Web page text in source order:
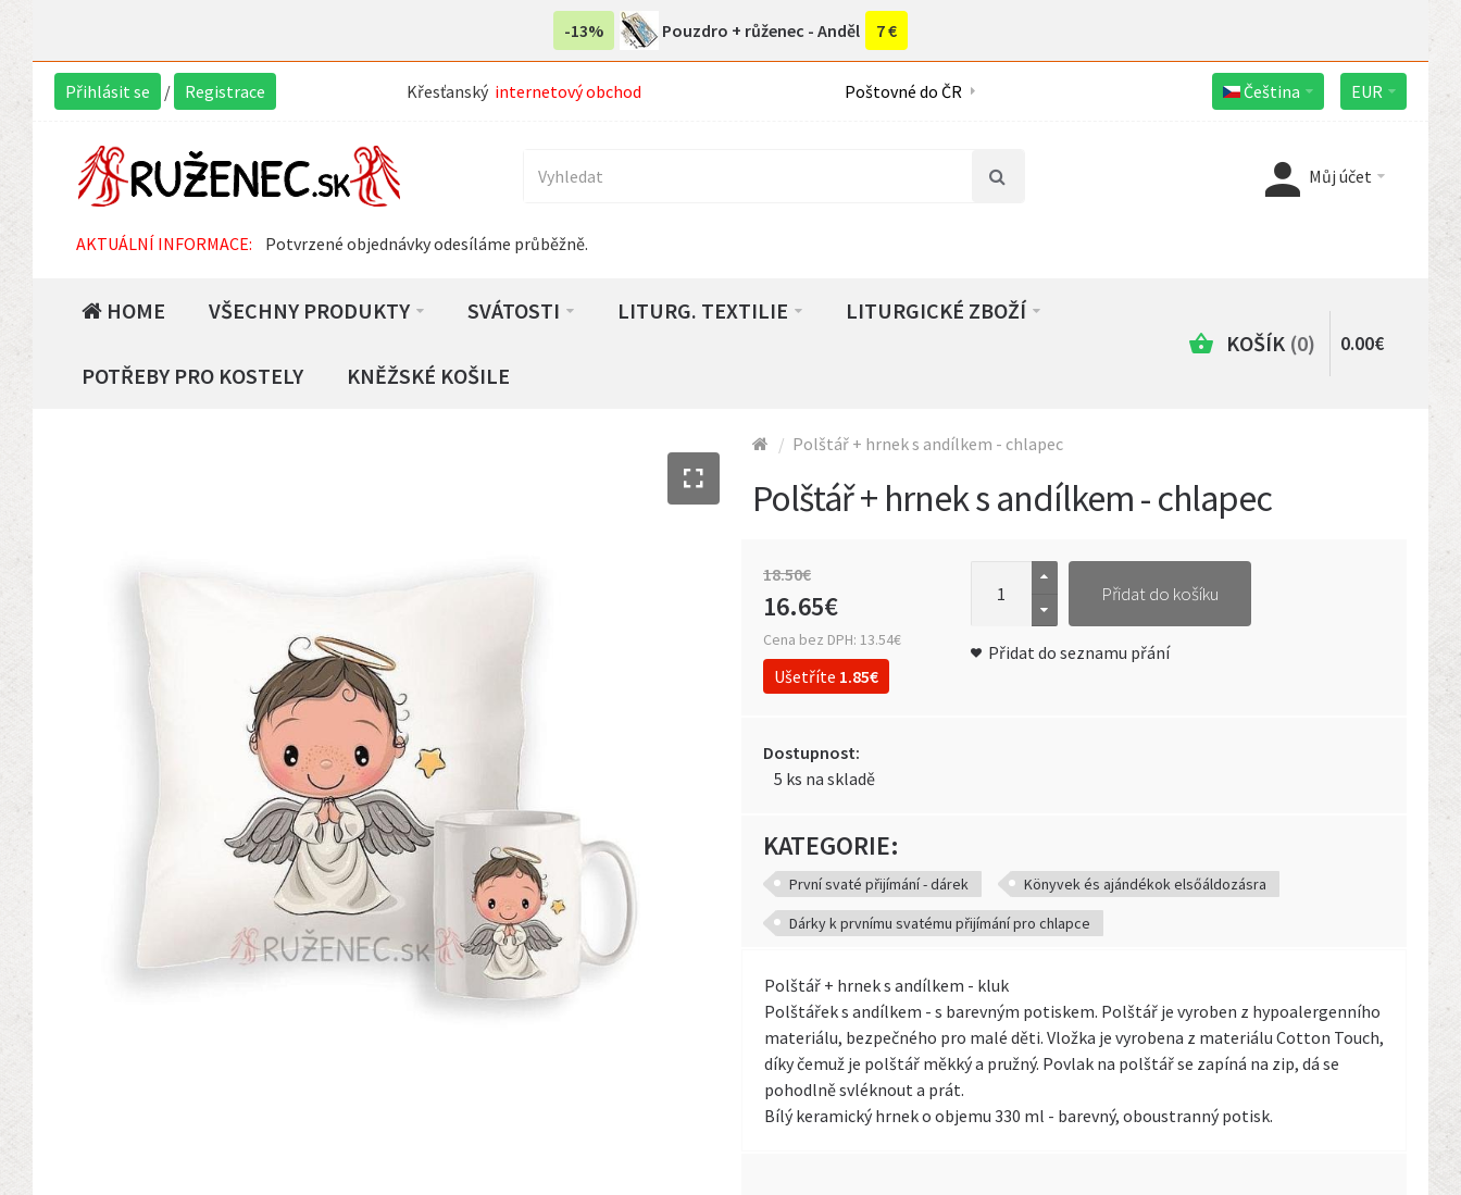
-13% Pouzdro + růženec - Anděl 7 €
Přihlásit se / Registrace Křesťanský internetový obchod Poštovné do ČR Čeština EUR
Můj účet
AKTUÁLNÍ INFORMACE: Potvrzené objednávky odesíláme průběžně.
HOME VŠECHNY PRODUKTY SVÁTOSTI LITURG. TEXTILIE LITURGICKÉ ZBOŽÍ
POTŘEBY PRO KOSTELY KNĚŽSKÉ KOŠILE
KOŠÍK 0 0.00€
Polštář + hrnek s andílkem - chlapec
Polštář + hrnek s andílkem - chlapec
18.50€
16.65€
Cena bez DPH: 13.54€
Ušetříte 1.85€
Přidat do košíku
Přidat do seznamu přání
Dostupnost:
5 ks na skladě
KATEGORIE:
První svaté přijímání - dárek
Könyvek és ajándékok elsőáldozásra
Dárky k prvnímu svatému přijímání pro chlapce
Polštář + hrnek s andílkem - kluk
Polštářek s andílkem - s barevným potiskem. Polštář je vyroben z hypoalergenního
materiálu, bezpečného pro malé děti. Vložka je vyrobena z materiálu Cotton Touch,
díky čemuž je polštář měkký a pružný. Povlak na polštář se zapíná na zip, dá se
pohodlně svléknout a prát.
Bílý keramický hrnek o objemu 330 ml - barevný, oboustranný potisk.